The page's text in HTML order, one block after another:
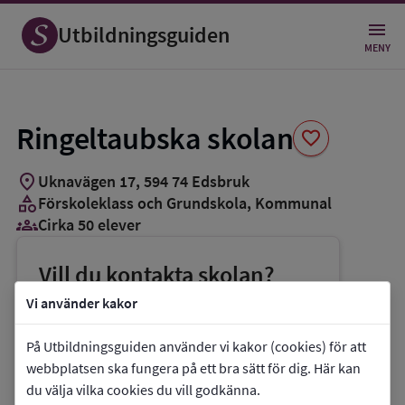
Vi använder kakor
På Utbildningsguiden använder vi kakor (cookies) för att
webbplatsen ska fungera på ett bra sätt för dig. Här kan
du välja vilka cookies du vill godkänna.
Utbildningsguiden MENY
Ringeltaubska skolan favorite
Spara
som
favorit
location_on Uknavägen 17, 594 74 Edsbruk
categoryFörskoleklass och Grundskola, Kommunal
groups_3Cirka 50 elever
Vill du kontakta skolan?
phoneTelefon:010-3551452
E-post: roger.strandberg@vastervik.se
link Webbplats:Ringeltaubska skolan